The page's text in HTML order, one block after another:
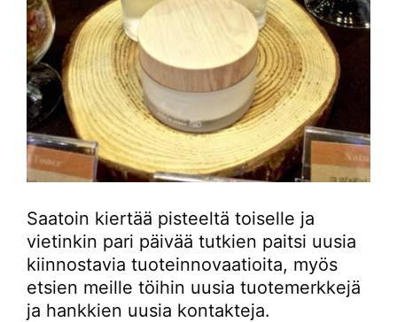
Saatoin kiertää pisteeltä toiselle ja
vietinkin pari päivää tutkien paitsi uusia
kiinnostavia tuoteinnovaatioita, myös
etsien meille töihin uusia tuotemerkkejä
ja hankkien uusia kontakteja.